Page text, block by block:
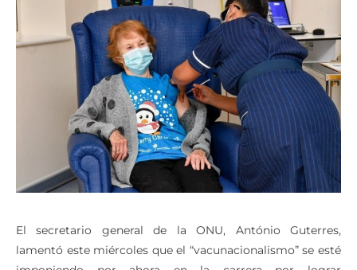
El secretario general de la ONU, António Guterres,
lamentó este miércoles que el “vacunacionalismo” se esté